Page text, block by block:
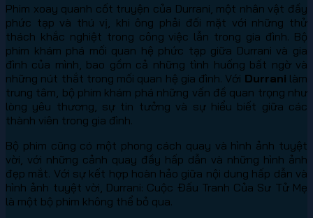
Phim xoay quanh cốt truyện của Durrani, một nhân vật đầy
phức tạp và thú vị, khi ông phải đối mặt với những thử
thách khắc nghiệt trong công việc lẫn trong gia đình. Bộ
phim khám phá mối quan hệ phức tạp giữa Durrani và gia
đình của mình, bao gồm cả những tình huống bất ngờ và
những nút thắt trong mối quan hệ gia đình. Với Durrani làm
trung tâm, bộ phim khám phá những vấn đề quan trọng như
lòng yêu thương, sự tin tưởng và sự hiểu biết giữa các
thành viên trong gia đình.
Bộ phim cũng có một phong cách quay và hình ảnh tuyệt
vời, với những cảnh quay đầy hấp dẫn và những hình ảnh
đẹp mắt. Với sự kết hợp hoàn hảo giữa nội dung hấp dẫn và
hình ảnh tuyệt vời, Durrani: Cuộc Đấu Tranh Của Sư Tử Mẹ
là một bộ phim không thể bỏ qua.